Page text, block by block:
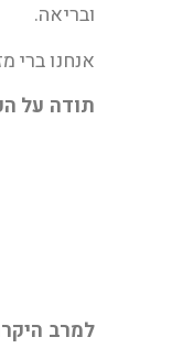
ובריאה.
אנחנו ברי
תודה על
למרב